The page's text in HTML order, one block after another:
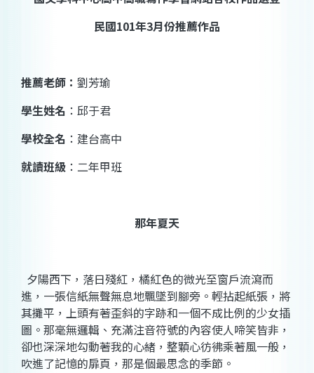
民國101年3月份推薦作品
推薦老師： 劉芳瑜
學生姓名 ： 邱于君
學校全名 ： 建台高中
就讀班級 ：二年甲班
那年夏天
夕陽西下，落日殘紅，橘紅色的微光至窗戶流瀉而
進，一張信紙無聲無息地飄墜到腳旁。輕拈起紙張，將
其攤平，上頭有著歪斜的字跡和一個不成比例的少女插
圖。那毫無邏輯、充滿注音符號的內容使人啼笑皆非，
卻也深深地勾動著我的心緒，整顆心彷彿乘著風一般，
吹進了記憶的扉頁，那是個最思念的季節。